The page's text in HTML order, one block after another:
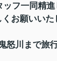
フ一同精進
くお願いいた
怒川まで旅